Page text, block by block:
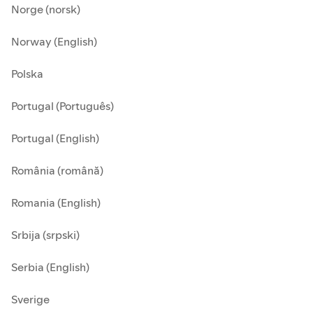
Norge (norsk)
Norway (English)
Polska
Portugal (Português)
Portugal (English)
România (română)
Romania (English)
Srbija (srpski)
Serbia (English)
Sverige